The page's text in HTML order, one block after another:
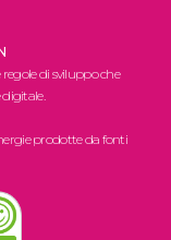
di sviluppo che
prodotte da fonti